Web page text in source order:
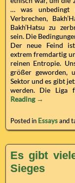
… was unbedingt
Verbrechen,
Bakh’Hatsu zu
sein. Die
Der neue Feind
extrem fremdartig
reinen Entropie.
größer geworden,
Sektor und es gibt
werden. Die Liga
Reading →
Posted in Essaysand
Es gibt
Sieges